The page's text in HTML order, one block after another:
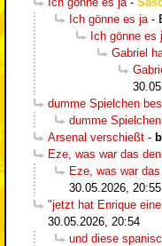
Ich gönne es ja -
Ich gönne es
Gabriel
dumme Spielchen
dumme Spielchen
Arsenal verschießt -
Eze, was war das
Eze, was war
30.05.2026, 20:55
"jetzt hat Enrique
30.05.2026, 20:54
und diese